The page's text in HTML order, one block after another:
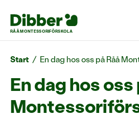
RÅÅ MONTESSORIFÖRSKOLA
Start / En dag hos oss på Råå
En dag hos oss